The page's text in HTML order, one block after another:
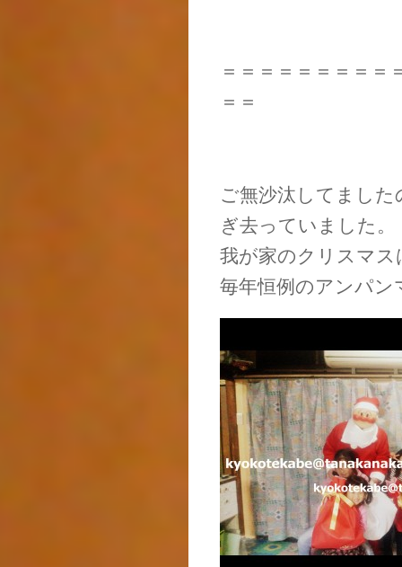
＝＝＝＝＝＝＝＝＝
＝＝
ご無沙汰してまし
ぎ去っていました。
我が家のクリスマ
毎年恒例のアンパ